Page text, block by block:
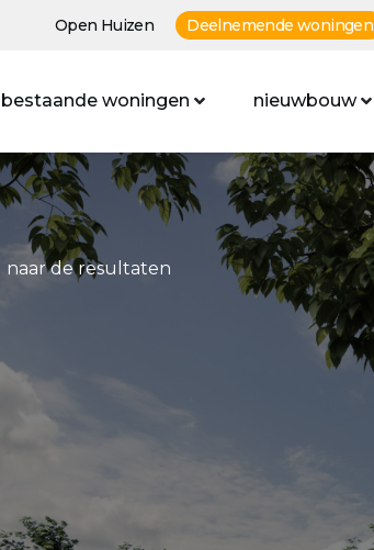
Open Huizen Deelnemende woningen
bestaande woningen nieuwbouw
naar de resultaten